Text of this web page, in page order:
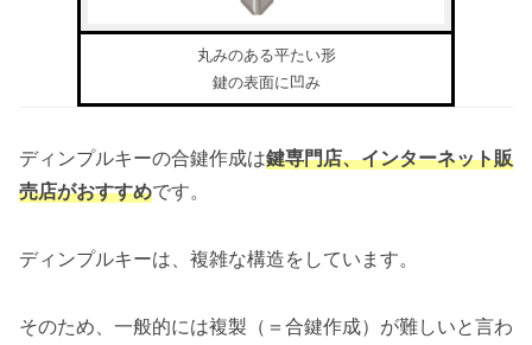
丸みのある平たい形
鍵の表面に凹み
ディンプルキーの合鍵作成は鍵専門店、インターネット販
売店がおすすめです。
ディンプルキーは、複雑な構造をしています。
そのため、一般的には複製（＝合鍵作成）が難しいと言わ